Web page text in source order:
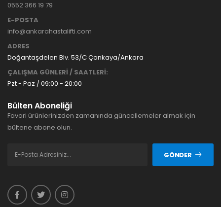
KİRALAMA
KARYOLASI
Yatak
Hasta
Yatağı
0552 366 19 79
E-POSTA
info@ankarahastalifti.com
ADRES
Doğantaşdelen Blv. 53/C Çankaya/Ankara
ÇALIŞMA GÜNLERİ / SAATLERİ:
Pzt - Paz / 09:00 - 20:00
Bülten Aboneliği
Favori ürünlerinizden zamanında güncellemeler almak için
bültene abone olun.
GÖNDER